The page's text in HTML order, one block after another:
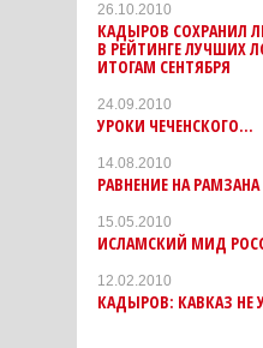
26.10.2010
КАДЫРОВ СОХРАНИЛ
В РЕЙТИНГЕ ЛУЧШИХ
ИТОГАМ СЕНТЯБРЯ
24.09.2010
УРОКИ ЧЕЧЕНСКОГО...
14.08.2010
РАВНЕНИЕ НА РАМЗАНА
15.05.2010
ИСЛАМСКИЙ МИД
12.02.2010
КАДЫРОВ: КАВКАЗ НЕ